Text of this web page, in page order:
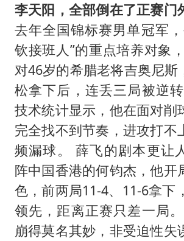
李天阳，全部倒在了正赛门
去年全国锦标赛男单冠军
钦接班人”的重点培养对象
对46岁的希腊老将吉奥尼斯
松拿下后，连丢三局被逆
技术统计显示，他在面对削
完全找不到节奏，进攻打不
频漏球。 薛飞的剧本更
阵中国香港的何钧杰，他开
色，前两局11-4、11-6拿下
领先，距离正赛只差一局
崩得莫名其妙，非受迫性失